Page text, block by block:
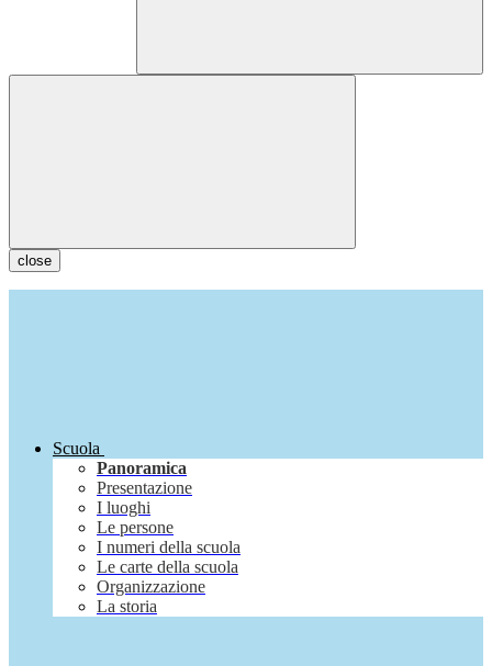
close
Scuola
Panoramica
Presentazione
I luoghi
Le persone
I numeri della scuola
Le carte della scuola
Organizzazione
La storia